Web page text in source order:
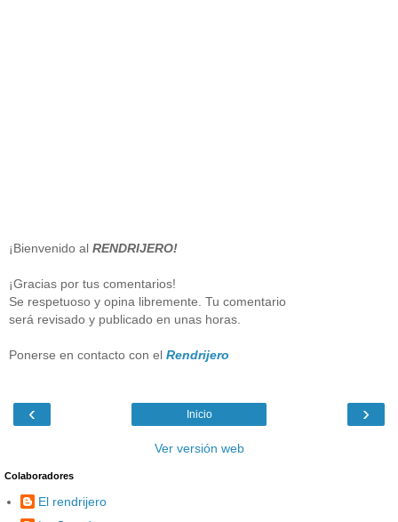
¡Bienvenido al RENDRIJERO!
¡Gracias por tus comentarios!
Se respetuoso y opina libremente. Tu comentario
será revisado y publicado en unas horas.
Ponerse en contacto con el Rendrijero
‹ ›
Inicio
Ver versión web
Colaboradores
El rendrijero